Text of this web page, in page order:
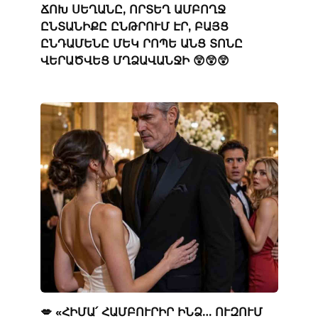
ՃՈԽ ՍԵՂԱՆԸ, ՈՐՏԵՂ ԱՄԲՈՂՋ
ԸՆՏԱՆԻՔԸ ԸՆԹՐՈՒՄ ԷՐ, ԲԱՅՑ
ԸՆԴԱՄԵՆԸ ՄԵԿ ՐՈՊԵ ԱՆՑ ՏՈՆԸ
ՎԵՐԱԾՎԵՑ ՄՂՁԱՎԱՆՋԻ 😲😲😲
💋 «ՀԻՄԱ՛ ՀԱՄԲՈՒՐԻՐ ԻՆՁ… ՈՒԶՈՒՄ